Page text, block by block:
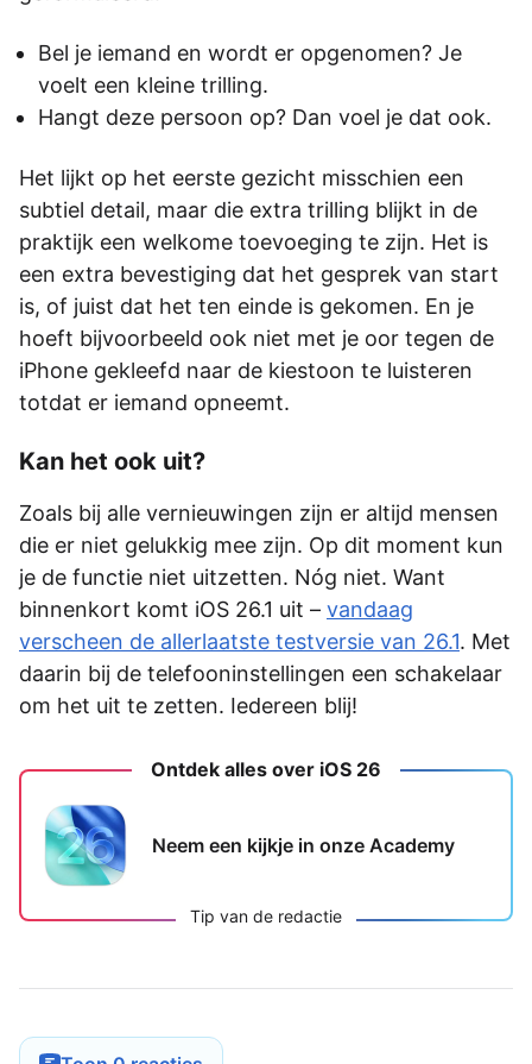
Bel je iemand en wordt er opgenomen? Je
voelt een kleine trilling.
Hangt deze persoon op? Dan voel je dat ook.
Het lijkt op het eerste gezicht misschien een
subtiel detail, maar die extra trilling blijkt in de
praktijk een welkome toevoeging te zijn. Het is
een extra bevestiging dat het gesprek van start
is, of juist dat het ten einde is gekomen. En je
hoeft bijvoorbeeld ook niet met je oor tegen de
iPhone gekleefd naar de kiestoon te luisteren
totdat er iemand opneemt.
Kan het ook uit?
Zoals bij alle vernieuwingen zijn er altijd mensen
die er niet gelukkig mee zijn. Op dit moment kun
je de functie niet uitzetten. Nóg niet. Want
binnenkort komt iOS 26.1 uit – vandaag
verscheen de allerlaatste testversie van 26.1. Met
daarin bij de telefooninstellingen een schakelaar
om het uit te zetten. Iedereen blij!
Ontdek alles over iOS 26
Tip van de redactie
Neem een kijkje in onze Academy